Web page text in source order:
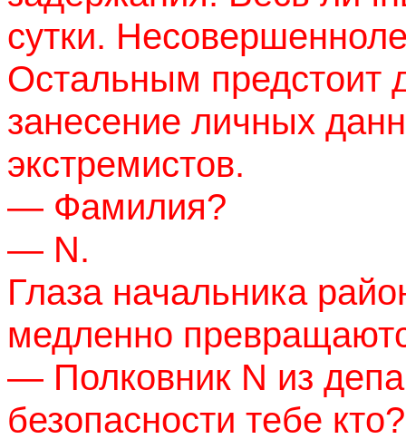
сутки.
Остальным предстоит
занесение личных
экстремистов.
— Фамилия?
— N.
Глаза начальника
медленно
— Полковник N из
безопасности тебе кто?